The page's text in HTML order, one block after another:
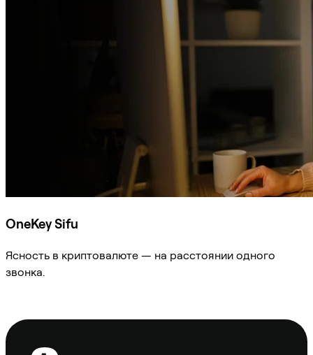
OneKey Sifu
Ясность в криптовалюте — на расстоянии одного
звонка.
Нижний